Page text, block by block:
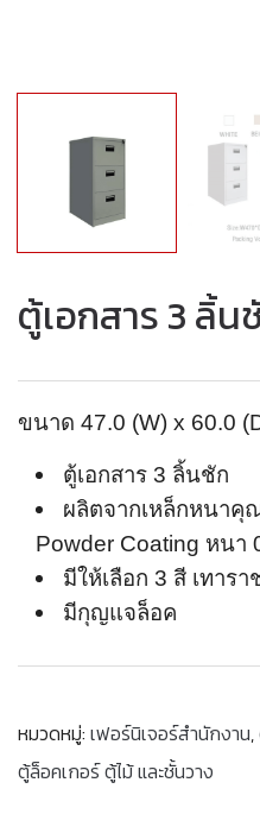
ตู้เอกสาร 3 ลิ้น
ขนาด 47.0 (W) x 60.0
ตู้เอกสาร 3 ลิ้นชัก
ผลิตจากเหล็กหนาคุ
Powder Coating หนา
มีให้เลือก 3 สี เทาร
มีกุญแจล็อค
หมวดหมู่: เฟอร์นิเจอร์สำนักงาน,
ตู้ล็อคเกอร์ ตู้ไม้ และชั้นวาง